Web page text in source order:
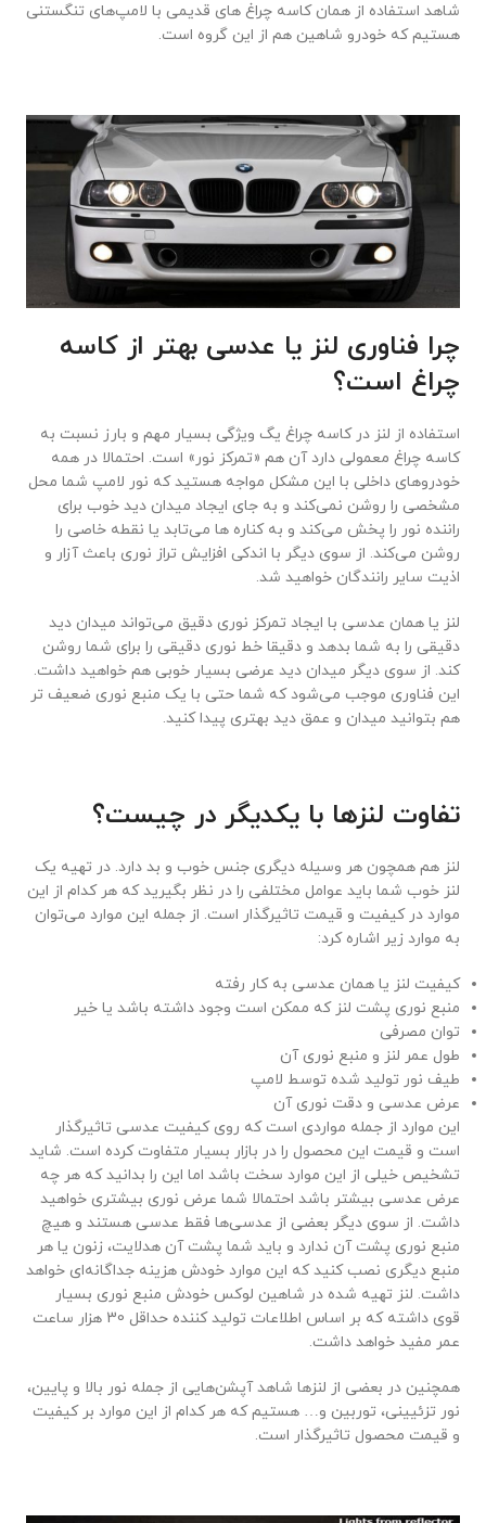
شاهد استفاده از همان کاسه چراغ های قدیمی با لامپ‌های تنگستنی
هستیم که خودرو شاهین هم از این گروه است.
چرا فناوری لنز یا عدسی بهتر از کاسه
چراغ است؟
استفاده از لنز در کاسه چراغ یگ ویژگی‌ بسیار مهم و بارز نسبت به
کاسه چراغ معمولی دارد آن هم «تمرکز نور» است. احتمالا در همه
خودروهای داخلی با این مشکل مواجه هستید که نور لامپ شما محل
مشخصی را روشن نمی‌کند و به جای ایجاد میدان دید خوب برای
راننده نور را پخش می‌کند و به کناره ها می‌تابد یا نقطه خاصی را
روشن می‌کند. از سوی دیگر با اندکی افزایش تراز نوری باعث آزار و
اذیت سایر رانندگان خواهید شد.
لنز یا همان عدسی با ایجاد تمرکز نوری دقیق می‌تواند میدان دید
دقیقی را به شما بدهد و دقیقا خط نوری دقیقی را برای شما روشن
کند. از سوی دیگر میدان دید عرضی بسیار خوبی هم خواهید داشت.
این فناوری موجب می‌شود که شما حتی با یک منبع نوری ضعیف تر
هم بتوانید میدان و عمق دید بهتری پیدا کنید.
تفاوت لنزها با یکدیگر در چیست؟
لنز هم همچون هر وسیله دیگری جنس خوب و بد دارد. در تهیه یک
لنز خوب شما باید عوامل مختلفی را در نظر بگیرید که هر کدام از این
موارد در کیفیت و قیمت تاثیرگذار است. از جمله این موارد می‌توان
به موارد زیر اشاره کرد:
کیفیت لنز یا همان عدسی به کار رفته
منبع نوری پشت لنز که ممکن است وجود داشته باشد یا خیر
توان مصرفی
طول عمر لنز و منبع نوری آن
طیف نور تولید شده توسط لامپ
عرض عدسی و دقت نوری آن
این موارد از جمله مواردی است که روی کیفیت عدسی تاثیرگذار
است و قیمت این محصول را در بازار بسیار متفاوت کرده است. شاید
تشخیص خیلی از این موارد سخت باشد اما این را بدانید که هر چه
عرض عدسی بیشتر باشد احتمالا شما عرض نوری بیشتری خواهید
داشت. از سوی دیگر بعضی از عدسی‌ها فقط عدسی هستند و هیچ
منبع نوری پشت آن ندارد و باید شما پشت آن هدلایت، زنون یا هر
منبع دیگری نصب کنید که این موارد خودش هزینه جداگانه‌ای خواهد
داشت. لنز تهیه شده در شاهین لوکس خودش منبع نوری بسیار
قوی داشته که بر اساس اطلاعات تولید کننده حداقل 30 هزار ساعت
عمر مفید خواهد داشت.
همچنین در بعضی از لنزها شاهد آپشن‌هایی از جمله نور بالا و پایین،
نور تزئیینی، توربین و… هستیم که هر کدام از این موارد بر کیفیت
و قیمت محصول تاثیرگذار است.